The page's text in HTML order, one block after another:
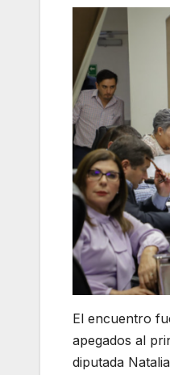
El encuentro
apegados al
diputada